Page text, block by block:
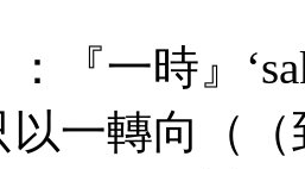
：『一時』‘
一轉向（